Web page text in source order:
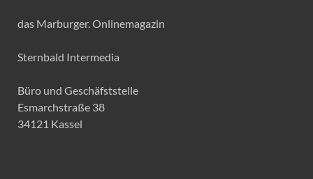
das Marburger. Onlinemagazin
Sternbald Intermedia
Büro und Geschäfststelle
Esmarchstraße 38
34121 Kassel